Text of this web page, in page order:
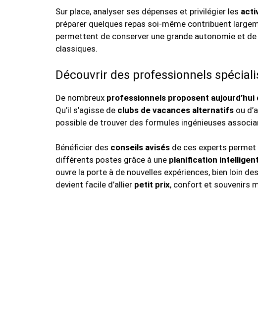
Sur place, analyser ses dépenses et privilégier les
préparer quelques repas soi-même contribuent
permettent de conserver une grande autonomie et
classiques.
Découvrir des professionnels
De nombreux professionnels proposent
Qu’il s’agisse de clubs de vacances alternatifs ou
possible de trouver des formules ingénieuses
Bénéficier des conseils avisés de ces experts
différents postes grâce à une planification
ouvre la porte à de nouvelles expériences, bien loin
devient facile d’allier petit prix, confort et souvenirs